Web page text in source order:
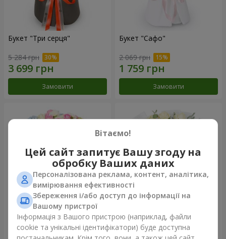
Букет "Три серця"
5 284 грн
Замовити
Букет "Сафо"
2 069 грн
Замовити
Букет "Tarnis"
6 922 грн
Монобукет з 9 білих троянд
1 510 грн
Вітаємо!
Цей сайт запитує Вашу згоду на
обробку Ваших даних
Персоналізована реклама, контент, аналітика,
вимірювання ефективності
Збереження і/або доступ до інформації на
Вашому пристрої
Інформація з Вашого пристрою (наприклад, файли
cookie та унікальні ідентифікатори) буде доступна